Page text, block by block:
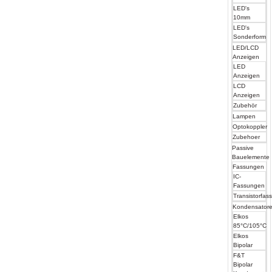
LED's
10mm
LED's
Sonderform
LED/LCD
Anzeigen
LED
Anzeigen
LCD
Anzeigen
Zubehör
Lampen
Optokoppler
Zubehoer
Passive
Bauelemente
Fassungen
IC-
Fassungen
Elkos
85°C/105°C
Elkos
Bipolar
F&T
Bipolar